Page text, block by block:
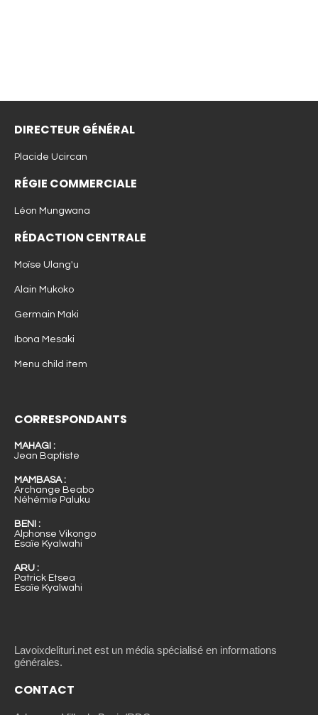
Lavoixdelituri.net est un média spécialisé en informations
générales.
CONTACT
DIRECTEUR GÉNÉRAL
Placide Ucircan
RÉGIE COMMERCIALE
Léon Mungwana
RÉDACTION CENTRALE
Moïse Ulang'u
Alain Mukoko
Germain Maki
Ibona Mesaki
Menu child item
CORRESPONDANTS
MAHAGI :
Jean Baptiste
MAMBASA :
Archange Beabo
Néhémie Paluku
BENI :
Alphonse Vikongo
Esaïe Kyalwahi
ARU :
Patrick Etsea
Esaïe Kyalwahi